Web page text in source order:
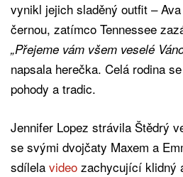
vynikl jejich sladěný outfit –
černou, zatímco Tennessee
„Přejeme vám všem veselé
napsala herečka. Celá rodina
pohody a tradic.
Jennifer Lopez strávila Štědrý
se svými dvojčaty Maxem a
sdílela video zachycující klidný